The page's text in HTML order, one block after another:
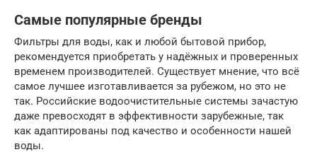
Самые популярные бренды
Фильтры для воды, как и любой бытовой прибор,
рекомендуется приобретать у надёжных и проверенных
временем производителей. Существует мнение, что всё
самое лучшее изготавливается за рубежом, но это не
так. Российские водоочистительные системы зачастую
даже превосходят в эффективности зарубежные, так
как адаптированы под качество и особенности нашей
воды.